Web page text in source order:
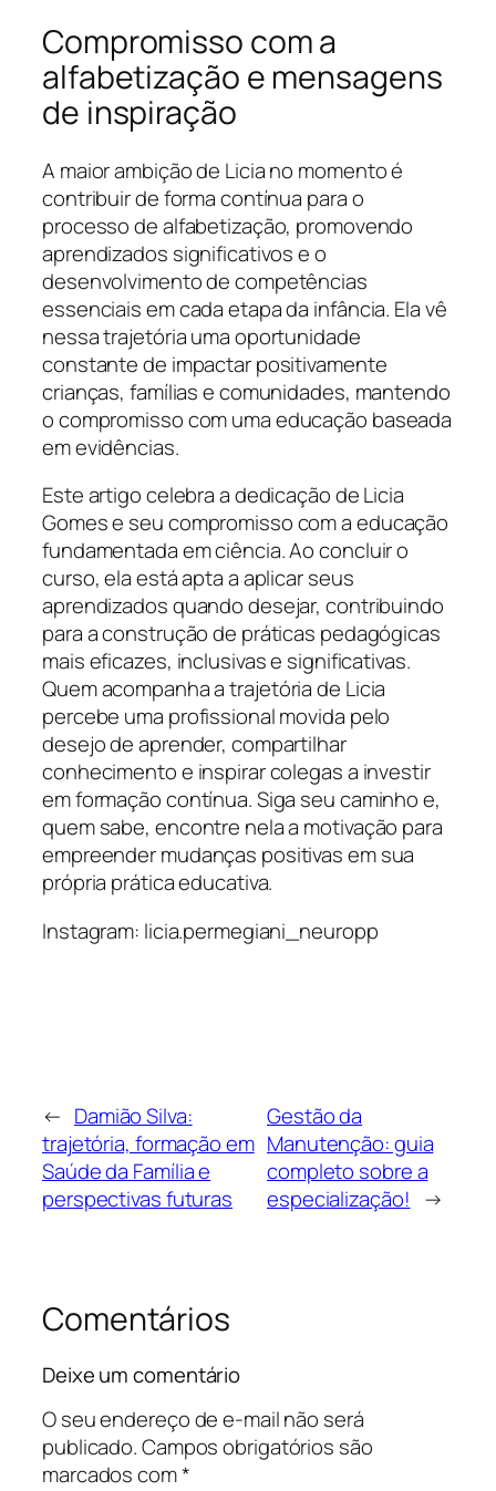
Compromisso com a
alfabetização e mensagens
de inspiração
A maior ambição de Licia no momento é
contribuir de forma contínua para o
processo de alfabetização, promovendo
aprendizados significativos e o
desenvolvimento de competências
essenciais em cada etapa da infância. Ela vê
nessa trajetória uma oportunidade
constante de impactar positivamente
crianças, famílias e comunidades, mantendo
o compromisso com uma educação baseada
em evidências.
Este artigo celebra a dedicação de Licia
Gomes e seu compromisso com a educação
fundamentada em ciência. Ao concluir o
curso, ela está apta a aplicar seus
aprendizados quando desejar, contribuindo
para a construção de práticas pedagógicas
mais eficazes, inclusivas e significativas.
Quem acompanha a trajetória de Licia
percebe uma profissional movida pelo
desejo de aprender, compartilhar
conhecimento e inspirar colegas a investir
em formação contínua. Siga seu caminho e,
quem sabe, encontre nela a motivação para
empreender mudanças positivas em sua
própria prática educativa.
Instagram: licia.permegiani_neuropp
← Damião Silva:
trajetória, formação em
Saúde da Família e
perspectivas futuras
Gestão da
Manutenção: guia
completo sobre a
especialização! →
Comentários
Deixe um comentário
O seu endereço de e-mail não será
publicado.Campos obrigatórios são
marcados com*